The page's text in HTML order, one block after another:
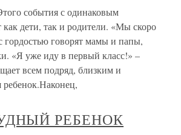
события с одинаковым
дети, так и родители. «Мы скоро
гордостью говорят мамы и папы,
«Я уже иду в первый класс!» –
всем подряд, близким и
РЕБЕНОК